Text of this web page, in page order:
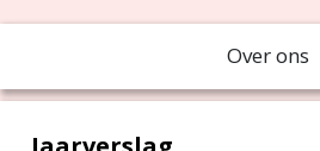
Main navigation
Over ons